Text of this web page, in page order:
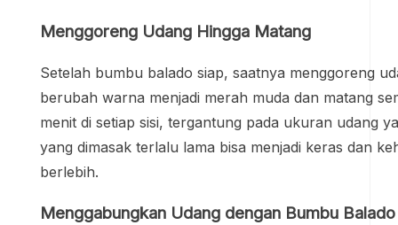
Menggoreng Udang Hingga Matang
Setelah bumbu balado siap, saatnya menggoreng
berubah warna menjadi merah muda dan matang
menit di setiap sisi, tergantung pada ukuran udang
yang dimasak terlalu lama bisa menjadi keras dan
berlebih.
Menggabungkan Udang dengan Bumbu Balado